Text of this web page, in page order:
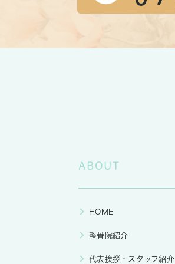
ABOUT
HOME
整骨院紹介
代表挨拶・スタッフ紹介